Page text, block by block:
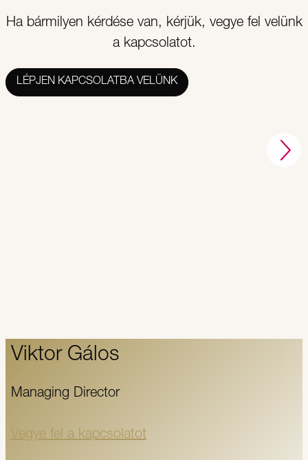
Ha bármilyen kérdése van, kérjük, vegye fel velünk
a kapcsolatot.
LÉPJEN KAPCSOLATBA VELÜNK
Viktor Gálos
Managing Director
Vegye fel a kapcsolatot